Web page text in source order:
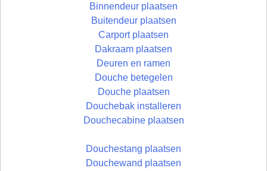
Binnendeur plaatsen
Buitendeur plaatsen
Carport plaatsen
Dakraam plaatsen
Deuren en ramen
Douche betegelen
Douche plaatsen
Douchebak installeren
Douchecabine plaatsen
Douchestang plaatsen
Douchewand plaatsen